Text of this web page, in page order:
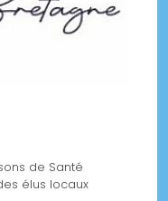
de Santé
élus locaux